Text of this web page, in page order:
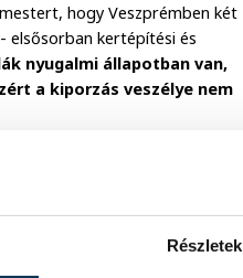
Részletek
hogy Veszprémben két
elsősorban kertépítési és
nyugalmi állapotban van,
a kiporzás veszélye nem
– az Önkormányzat
Az önkormányzat ezért ma